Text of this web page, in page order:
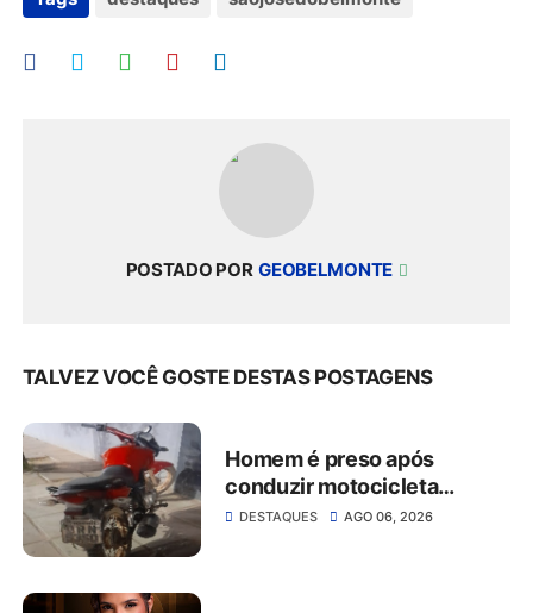
POSTADO POR GEOBELMONTE
TALVEZ VOCÊ GOSTE DESTAS POSTAGENS
Homem é preso após
conduzir motocicleta
embriagado e resistir à
DESTAQUES AGO 06, 2026